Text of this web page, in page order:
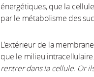
énergétiques, que la
par le métabolisme des
L’extérieur de la
que le milieu intracellulaire.
rentrer dans la cellule. Or